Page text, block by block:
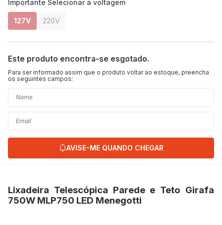
Importante Selecionar a voltagem
127V 220V
Este produto encontra-se esgotado.
Para ser informado assim que o produto voltar ao estoque, preencha
os seguintes campos:
AVISE-ME QUANDO CHEGAR
Lixadeira Telescópica Parede e Teto Girafa
750W MLP750 LED Menegotti